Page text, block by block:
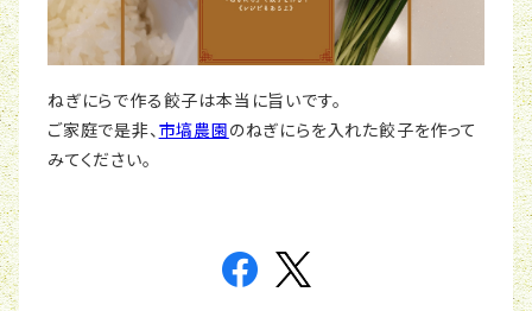
ねぎにらで作る餃子は本当に旨いです。
ご家庭で是非、 市塙農園のねぎにらを入れた餃子を作って
みてください。